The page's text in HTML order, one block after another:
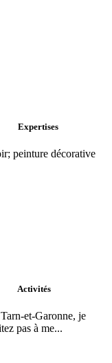
Expertises
peinture décorative
Activités
et-Garonne, je
pas à me...